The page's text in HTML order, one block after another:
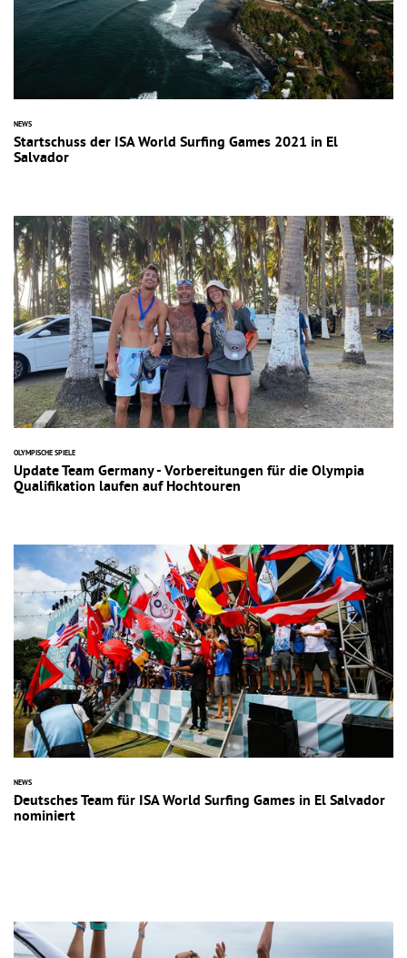
NEWS
Startschuss der ISA World Surfing Games 2021 in El
Salvador
OLYMPISCHE SPIELE
Update Team Germany - Vorbereitungen für die Olympia
Qualifikation laufen auf Hochtouren
NEWS
Deutsches Team für ISA World Surfing Games in El Salvador
nominiert